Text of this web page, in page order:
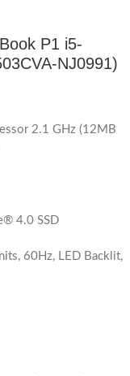
P1 i5-
NJ0991)
2.1 GHz (12MB
4.0 SSD
60Hz, LED Backlit,